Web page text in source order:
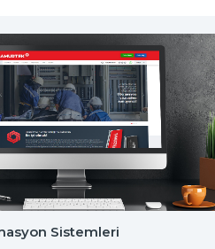
Sistemleri